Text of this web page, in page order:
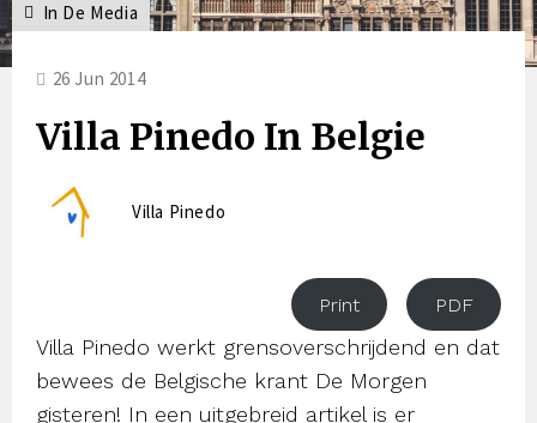
In De Media
Villa Pinedo In Belgie
Villa Pinedo
26 Jun 2014
Print PDF
Villa Pinedo werkt grensoverschrijdend en dat
bewees de Belgische krant De Morgen
gisteren! In een uitgebreid artikel is er